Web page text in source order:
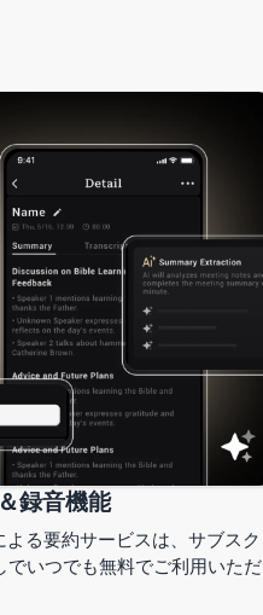
録音機能
よる要約サービスは、サブスク
でいつでも無料でご利用いただ